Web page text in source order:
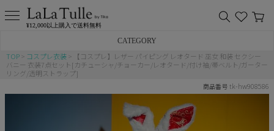
¥12,000以上購入で送料無料
CATEGORY
バニー
猫
TOP コスプレ衣装
【コスプレ】レザー パイピング レオタード 巫女 和装 セクシー
バニー 衣装7点セット[カチューシャ/チョーカー/レオタード/付け袖/帯ベルト/ガーター
リング/透明ストラップ]
商品番号 tk-hw908586